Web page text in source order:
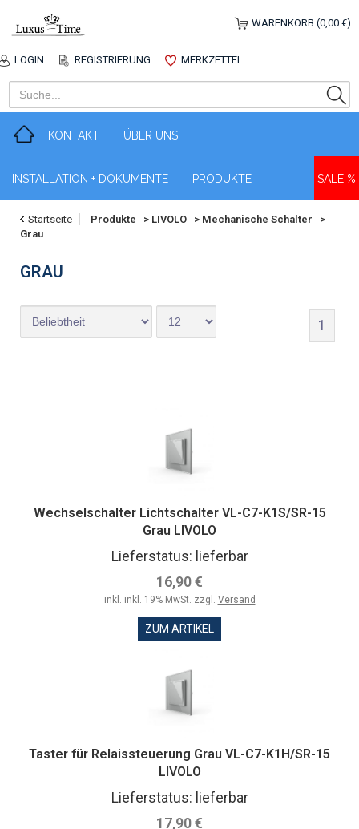
LOGIN REGISTRIERUNG MERKZETTEL
WARENKORB (0,00 €)
KONTAKT ÜBER UNS
INSTALLATION + DOKUMENTE PRODUKTE SALE %
Startseite Produkte > LIVOLO > Mechanische Schalter
>
Grau
GRAU
1
Wechselschalter Lichtschalter VL-C7-K1S/SR-15
Grau LIVOLO
Lieferstatus: lieferbar
16,90 €
inkl. inkl. 19% MwSt. zzgl. Versand
ZUM ARTIKEL
Taster für Relaissteuerung Grau VL-C7-K1H/SR-15
LIVOLO
Lieferstatus: lieferbar
17,90 €